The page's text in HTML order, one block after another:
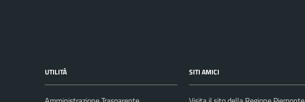
UTILITÀ SITI AMICI